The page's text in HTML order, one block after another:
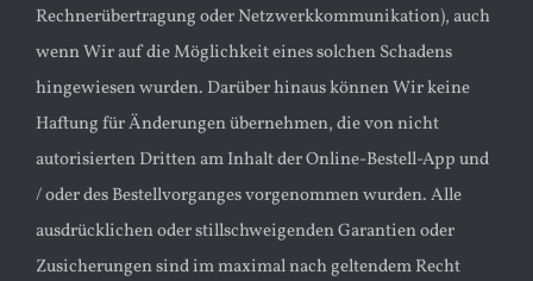
Rechnerübertragung oder Netzwerkkommunikation), auch
wenn Wir auf die Möglichkeit eines solchen Schadens
hingewiesen wurden. Darüber hinaus können Wir keine
Haftung für Änderungen übernehmen, die von nicht
autorisierten Dritten am Inhalt der Online-Bestell-App und
/ oder des Bestellvorganges vorgenommen wurden. Alle
ausdrücklichen oder stillschweigenden Garantien oder
Zusicherungen sind im maximal nach geltendem Recht